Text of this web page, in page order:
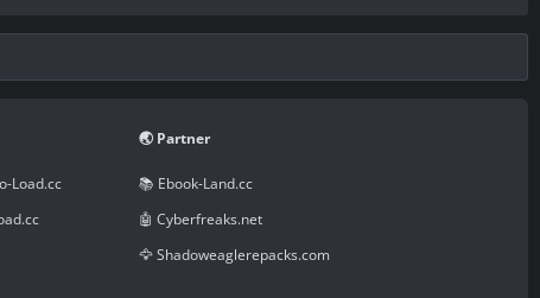
Load.cc
🌏 Partner
📚 Ebook-Land.cc
🤖 Cyberfreaks.net
🦅 Shadoweaglerepacks.com